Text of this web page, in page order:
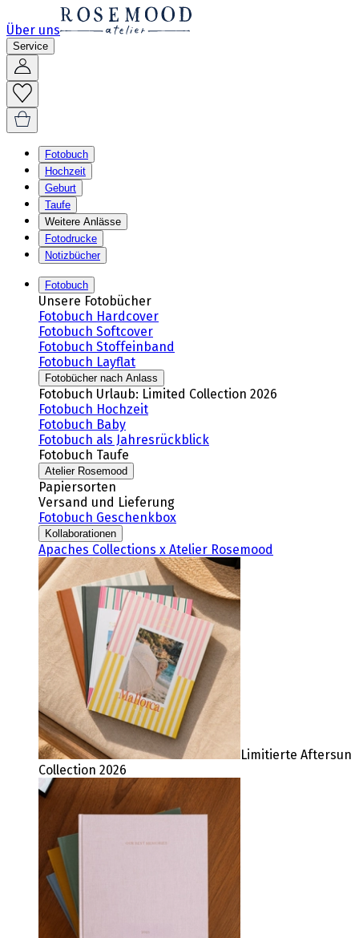
Über uns
Service
Fotobuch
Hochzeit
Geburt
Taufe
Weitere Anlässe
Fotodrucke
Notizbücher
Fotobuch
Unsere Fotobücher
Fotobuch Hardcover
Fotobuch Softcover
Fotobuch Stoffeinband
Fotobuch Layflat
Fotobücher nach Anlass
Fotobuch Urlaub: Limited Collection 2026
Fotobuch Hochzeit
Fotobuch Baby
Fotobuch als Jahresrückblick
Fotobuch Taufe
Atelier Rosemood
Papiersorten
Versand und Lieferung
Fotobuch Geschenkbox
Kollaborationen
Apaches Collections x Atelier Rosemood
Limitierte Aftersun
Collection 2026